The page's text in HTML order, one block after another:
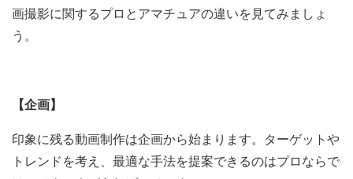
画撮影に関するプロとアマチュアの違いを見てみましょ
う。
【企画】
印象に残る動画制作は企画から始まります。ターゲットや
トレンドを考え、最適な手法を提案できるのはプロならで